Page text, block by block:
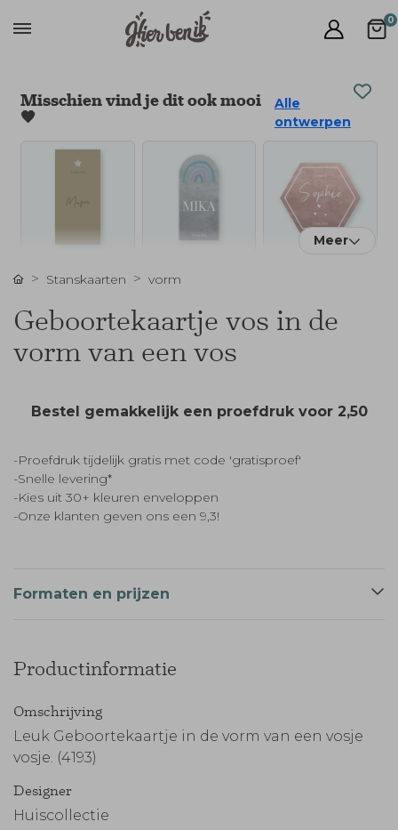
0
Misschien vind je dit ook mooi
🧡
Alle
ontwerpen
Meer
Stanskaarten vorm
Geboortekaartje vos in de
vorm van een vos
Bestel gemakkelijk een proefdruk voor 2,50
-Proefdruk tijdelijk gratis met code 'gratisproef'
-Snelle levering*
-Kies uit 30+ kleuren enveloppen
-Onze klanten geven ons een 9,3!
Formaten en prijzen
Productinformatie
Omschrijving
Leuk Geboortekaartje in de vorm van een vosje
vosje. (4193)
Designer
Huiscollectie